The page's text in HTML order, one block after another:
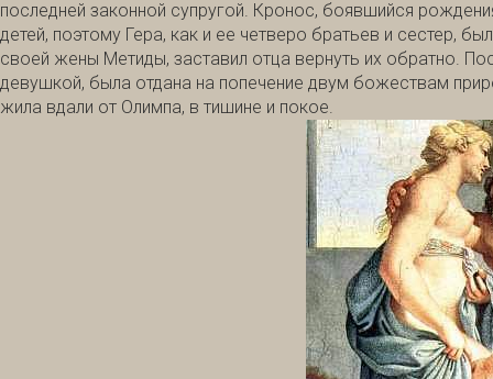
последней законной супругой. Кронос, боявшийся
детей, поэтому Гера, как и ее четверо братьев и сестер,
своей жены Метиды, заставил отца вернуть их обратно.
девушкой, была отдана на попечение двум божествам
жила вдали от Олимпа, в тишине и покое.